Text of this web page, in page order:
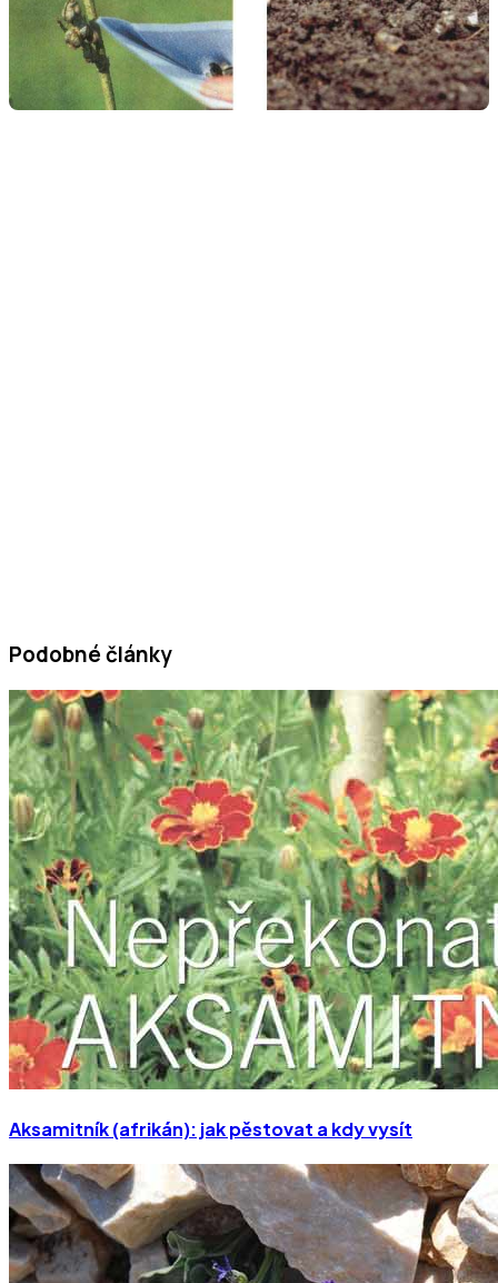
Podobné články
Aksamitník (afrikán): jak pěstovat a kdy vysít